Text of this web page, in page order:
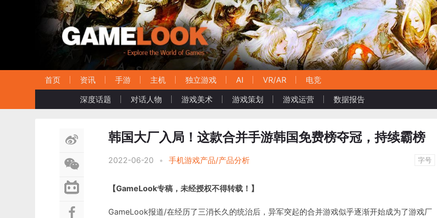
首页 资讯 手游 主机 独立游戏 AI VR/AR
电竞
深度话题
对话人物 游戏美术 游戏策划 游戏运营 数据报告
韩国大厂入局！这款合并手游韩国免费榜夺冠，持续霸榜
2022-06-20 • 手机游戏产品/产品分析 字号
【GameLook专稿，未经授权不得转载！ 】
GameLook报道/在经历了三消长久的统治后，异军突起的合并游戏似乎逐渐开始成为了游戏厂